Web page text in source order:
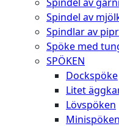
Spindel av
Spindel av
Spindlar av
Spöke med
SPÖKEN
Dockspöke
Litet
Lövspöken